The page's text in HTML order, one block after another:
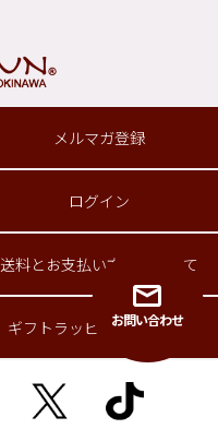
メルマガ登録
ログイン
送料とお支払い方法について
ギフトラッピングサービス
お問い合わせ